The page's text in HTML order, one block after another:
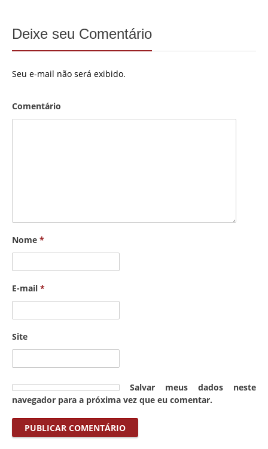
Deixe seu Comentário
Seu e-mail não será exibido.
Comentário
Nome *
E-mail *
Site
Salvar meus dados neste
navegador para a próxima vez que eu comentar.